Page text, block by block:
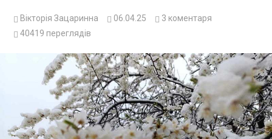
Вікторія Зацаринна 06.04.25 3 коментаря
40419 переглядів